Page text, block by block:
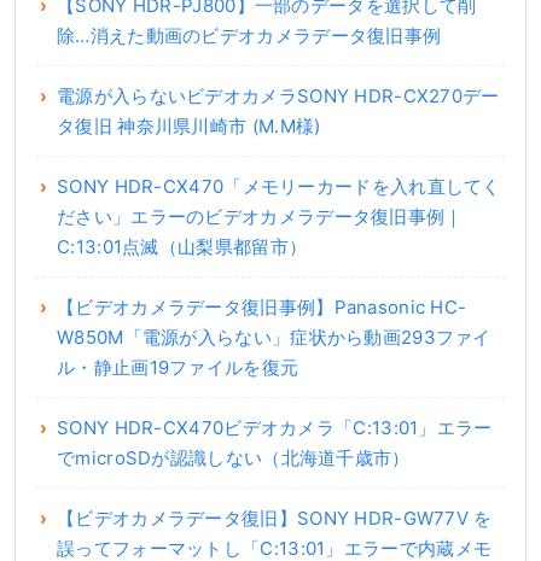
【SONY HDR-PJ800】一部のデータを選択して削
除…消えた動画のビデオカメラデータ復旧事例
電源が入らないビデオカメラSONY HDR-CX270デー
タ復旧 神奈川県川崎市 (M.M様)
SONY HDR-CX470「メモリーカードを入れ直してく
ださい」エラーのビデオカメラデータ復旧事例｜
C:13:01点滅（山梨県都留市）
【ビデオカメラデータ復旧事例】Panasonic HC-
W850M「電源が入らない」症状から動画293ファイ
ル・静止画19ファイルを復元
SONY HDR-CX470ビデオカメラ「C:13:01」エラー
でmicroSDが認識しない（北海道千歳市）
【ビデオカメラデータ復旧】SONY HDR-GW77V を
誤ってフォーマットし「C:13:01」エラーで内蔵メモ